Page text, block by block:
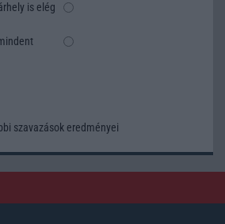
is elég
szavazások eredményei